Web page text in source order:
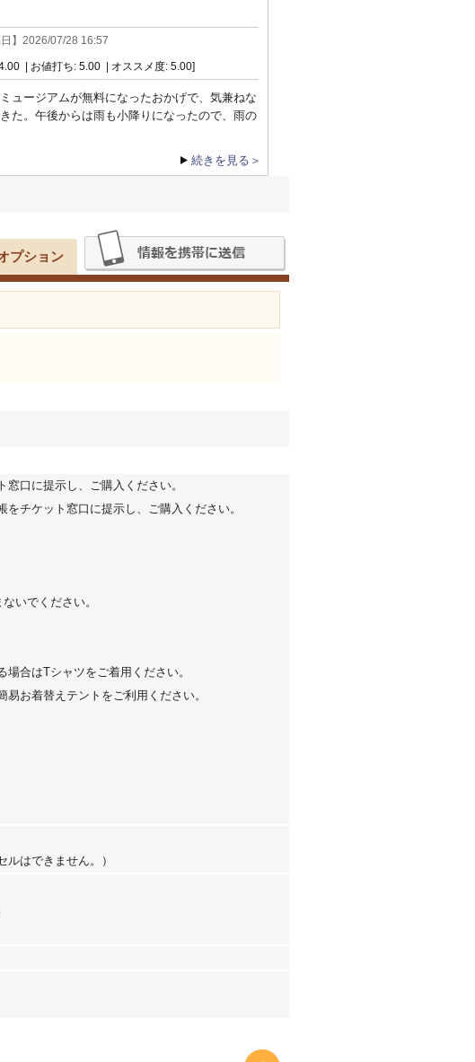
】 2026/07/28 16:57
| お値打ち: 5.00 | オススメ度: 5.00]
ュージアムが無料になったおかげで、気兼ねな
た。午後からは雨も小降りになったので、雨の
続きを見る＞
プション
口に提示し、ご購入ください。
チケット窓口に提示し、ご購入ください。
いでください。
合はTシャツをご着用ください。
お着替えテントをご利用ください。
はできません。）